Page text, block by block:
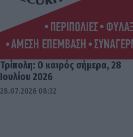
Τρίπολη: Ο καιρός σήμερα, 28
Ιουλίου 2026
28.07.2026 08:32